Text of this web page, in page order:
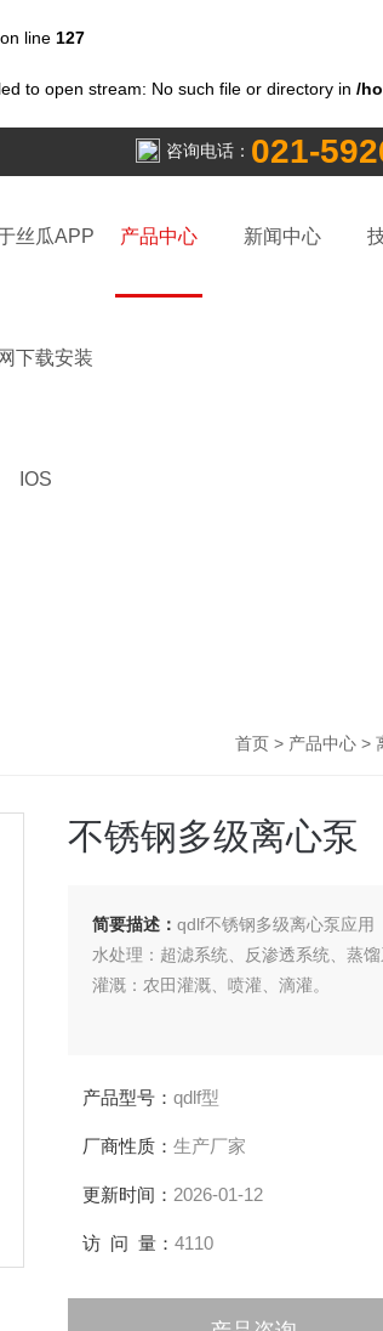
on line 127
to open stream: No such file or directory in /
咨询电话： 021-
丝瓜APP
下载安装
IOS
产品中心 新闻中心
首页 > 产品中心 >
不锈钢多级离心泵
简要描述： qdlf不锈钢多级离心泵应用
水处理：超滤系统、反渗透系统、蒸
灌溉：农田灌溉、喷灌、滴灌。
产品型号： qdlf型
厂商性质： 生产厂家
更新时间： 2026-01-12
访 问 量： 4110